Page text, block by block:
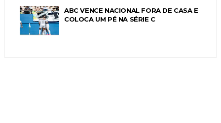
ABC VENCE NACIONAL FORA DE CASA E
COLOCA UM PÉ NA SÉRIE C